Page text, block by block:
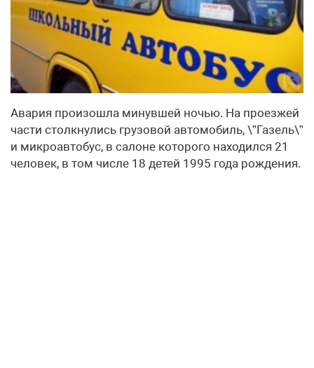
Авария произошла минувшей ночью. На проезжей
части столкнулись грузовой автомобиль, \”Газель\”
и микроавтобус, в салоне которого находился 21
человек, в том числе 18 детей 1995 года рождения.